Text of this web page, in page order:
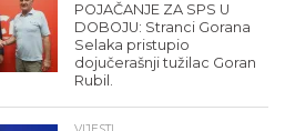
POJAČANJE ZA SPS U
DOBOJU: Stranci Gorana
Selaka pristupio
dojučerašnji tužilac Goran
Rubil.